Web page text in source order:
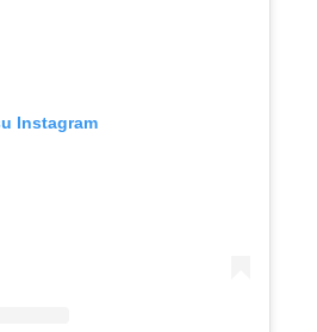
Instagram